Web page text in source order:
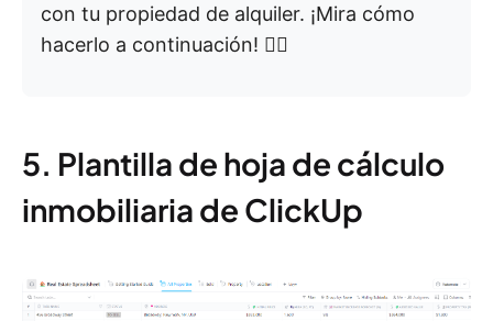
con tu propiedad de alquiler. ¡Mira cómo
hacerlo a continuación! 👇🏼
5. Plantilla de hoja de cálculo
inmobiliaria de ClickUp